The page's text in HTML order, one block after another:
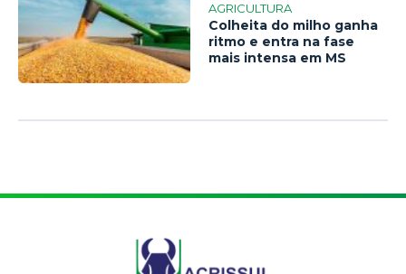
AGRICULTURA
Colheita do milho ganha
ritmo e entra na fase
mais intensa em MS